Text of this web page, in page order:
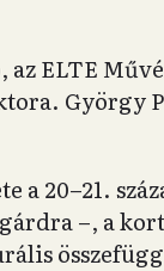
ELTE
György
a 20–21.
–, a